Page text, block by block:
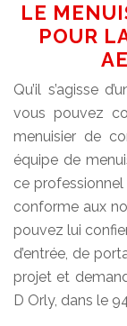
LE
POUR
Qu’il s’agisse
vous pouvez
menuisier de
équipe de
ce
conforme aux
pouvez lui
d’entrée, de
projet et
D Orly, dans le